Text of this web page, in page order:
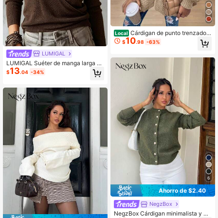
LUMIGAL
LUMIGAL Suéter de manga larga de
unicolor con escote en V profundo,
casual y versátil para uso diario par
$13.04 -34%
Local Cárdigan de punto trenzado c
on apertura frontal para mujer, abrig
o suéter de manga farol extragrand
$10.98 -63%
6
Ahorro de $2.40
NegzBox
NegzBox Cárdigan minimalista y ve